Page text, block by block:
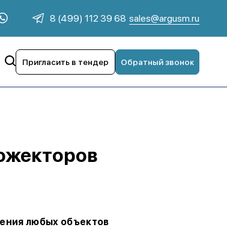
8 (499) 112 39 68 sales@argusm.ru
Пригласить в тендер Обратный звонок
любых объектов